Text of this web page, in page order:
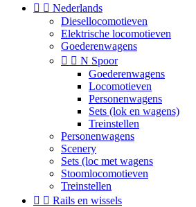
  Nederlands
Diesellocomotieven
Elektrische locomotieven
Goederenwagens
  N Spoor
Goederenwagens
Locomotieven
Personenwagens
Sets (lok en wagens)
Treinstellen
Personenwagens
Scenery
Sets (loc met wagens
Stoomlocomotieven
Treinstellen
  Rails en wissels